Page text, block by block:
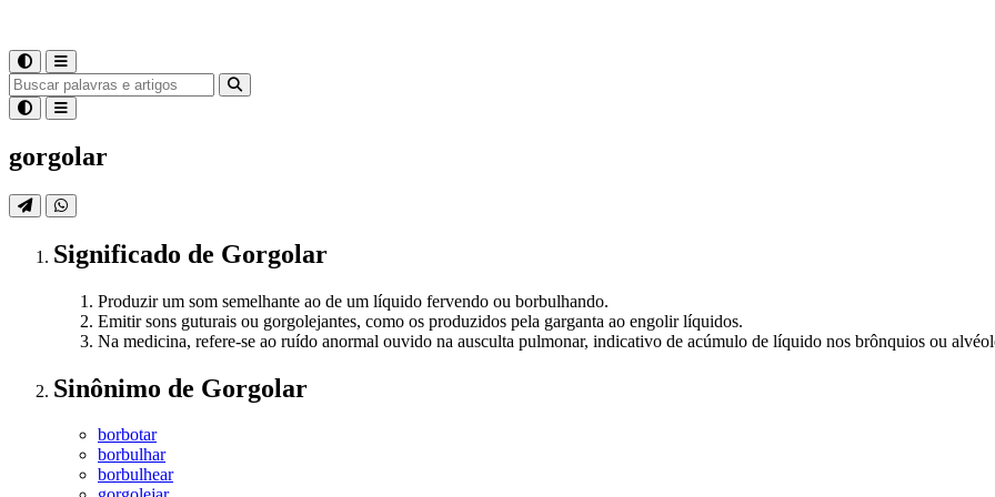
gorgolar
Significado de Gorgolar
Produzir um som semelhante ao de um líquido fervendo ou borbulhando.
Emitir sons guturais ou gorgolejantes, como os produzidos pela garganta ao engolir líquidos.
Na medicina, refere-se ao ruído anormal ouvido na ausculta pulmonar, indicativo de acúmulo de líquido nos brônquios ou
Sinônimo de Gorgolar
borbotar
borbulhar
borbulhear